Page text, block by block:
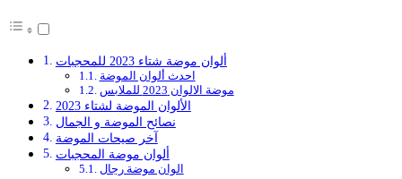
ألوان موضة شتاء 2023 للمحجبات
احدث ألوان الموضة
موضة الالوان 2023 للملابس
الألوان الموضة لشتاء 2023
نصائح الموضة و الجمال
آخر صيحات الموضة
ألوان موضة المحجبات
الوان موضة رجال